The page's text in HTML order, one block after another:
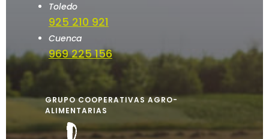
Toledo
925 210 921
Cuenca
969 225 156
GRUPO COOPERATIVAS AGRO-
ALIMENTARIAS